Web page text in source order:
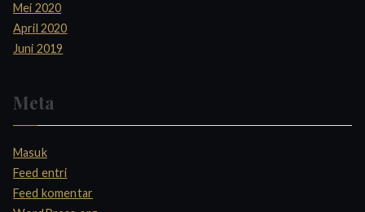
Mei 2020
April 2020
Juni 2019
Meta
Masuk
Feed entri
Feed komentar